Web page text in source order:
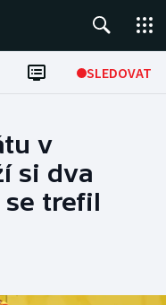
SLEDOVAT
v
si dva
se trefil